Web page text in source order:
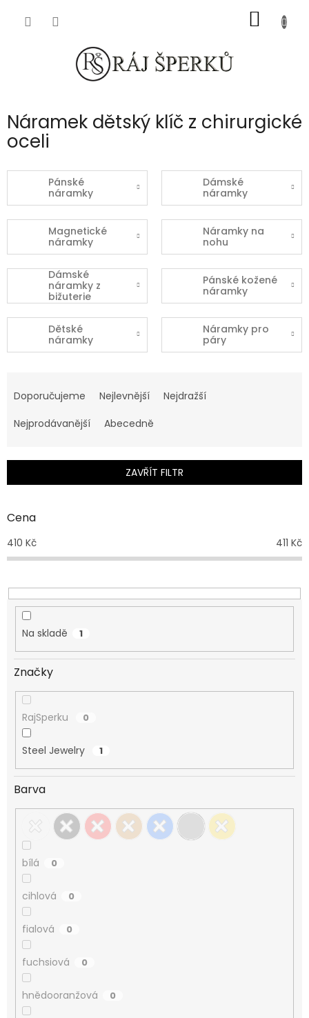
KOŠÍK
Náramek dětský klíč z chirurgické
oceli
Pánské
náramky
Dámské
náramky
Magnetické
náramky
Náramky na
nohu
Dámské
náramky z
bižuterie
Pánské kožené
náramky
Dětské
náramky
Náramky pro
páry
a
e
í
r
d
k
t
Doporučujeme Nejlevnější
Nejdražší
Nejprodávanější
Abecedně
ZAVŘÍT FILTR
Cena
410 Kč 411 Kč
Na skladě 1
Značky
RajSperku 0
Steel Jewelry 1
Barva
bílá 0
cihlová 0
fialová 0
fuchsiová 0
hnědooranžová 0